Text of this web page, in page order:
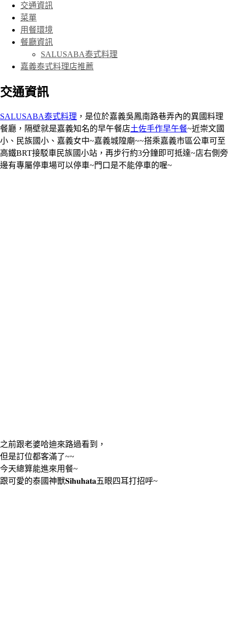
交通資訊
菜單
用餐環境
餐廳資訊
SALUSABA泰式料理
嘉義泰式料理店推薦
交通資訊
SALUSABA泰式料理 ，是位於嘉義吳鳳南路巷弄內的異國料理
餐廳，隔壁就是嘉義知名的早午餐店土佐手作早午餐~近崇文國
小、民族國小、嘉義女中~嘉義城隍廟~~搭乘嘉義市區公車可至
高鐵BRT接駁車民族國小站，再步行約3分鐘即可抵達~店右側旁
邊有專屬停車場可以停車~門口是不能停車的喔~
之前跟老婆哈迪來路過看到，
但是訂位都客滿了~~
今天總算能進來用餐~
跟可愛的泰國神獸𝐒𝐢𝐡𝐮𝐡𝐚𝐭𝐚五眼四耳打招呼~